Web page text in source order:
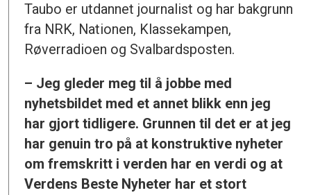
Taubo er utdannet journalist og har bakgrunn
fra NRK, Nationen, Klassekampen,
Røverradioen og Svalbardsposten.
– Jeg gleder meg til å jobbe med
nyhetsbildet med et annet blikk enn jeg
har gjort tidligere. Grunnen til det er at jeg
har genuin tro på at konstruktive nyheter
om fremskritt i verden har en verdi og at
Verdens Beste Nyheter har et stort